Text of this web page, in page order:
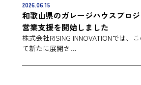
2026.06.15
和歌山県のガレージハウスプロ
営業支援を開始しました
株式会社RISING INNOVATIONでは、
て新たに展開さ…